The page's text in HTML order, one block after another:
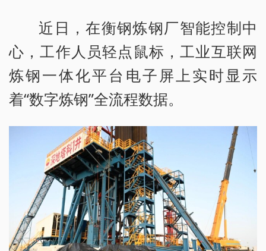
近日，在衡钢炼钢厂智能控制中
心，工作人员轻点鼠标，工业互联网
炼钢一体化平台电子屏上实时显示
着“数字炼钢”全流程数据。